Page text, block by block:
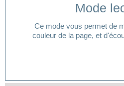
Mode
Ce mode vous permet de
couleur de la page, et
Vous avez besoin d'aide